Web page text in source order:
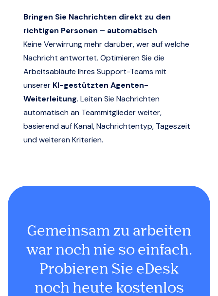
Bringen Sie Nachrichten direkt zu den
richtigen Personen – automatisch
Keine Verwirrung mehr darüber, wer auf welche
Nachricht antwortet. Optimieren Sie die
Arbeitsabläufe Ihres Support-Teams mit
unserer KI-gestützten Agenten-
Weiterleitung. Leiten Sie Nachrichten
automatisch an Teammitglieder weiter,
basierend auf Kanal, Nachrichtentyp, Tageszeit
und weiteren Kriterien.
Gemeinsam zu arbeiten
war noch nie so einfach.
Probieren Sie eDesk
noch heute kostenlos